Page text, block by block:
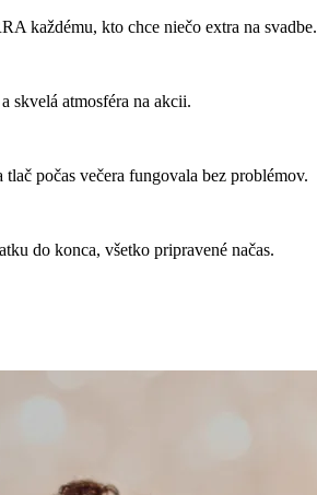
každému, kto chce niečo extra na svadbe.
skvelá atmosféra na akcii.
počas večera fungovala bez problémov.
do konca, všetko pripravené načas.